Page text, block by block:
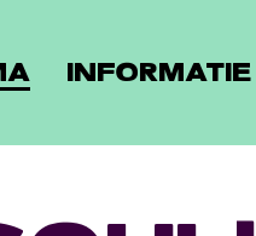
INFORMATIE